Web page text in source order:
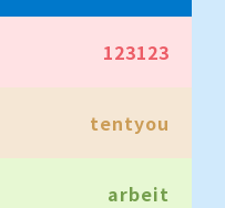
場合でも、当
負いません。
スが原因で、
った場合でも
123123
tentyou
arbeit